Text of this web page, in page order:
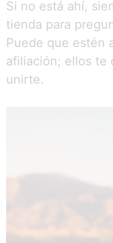
Si no está ahí,
tienda para
Puede que estén
afiliación; ellos te
unirte.